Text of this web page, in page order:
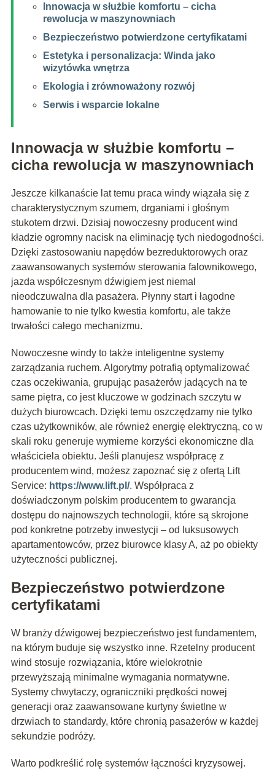
Innowacja w służbie komfortu – cicha
rewolucja w maszynowniach
Bezpieczeństwo potwierdzone certyfikatami
Estetyka i personalizacja: Winda jako
wizytówka wnętrza
Ekologia i zrównoważony rozwój
Serwis i wsparcie lokalne
Innowacja w służbie komfortu –
cicha rewolucja w maszynowniach
Jeszcze kilkanaście lat temu praca windy wiązała się z
charakterystycznym szumem, drganiami i głośnym
stukotem drzwi. Dzisiaj nowoczesny producent wind
kładzie ogromny nacisk na eliminację tych niedogodności.
Dzięki zastosowaniu napędów bezreduktorowych oraz
zaawansowanych systemów sterowania falownikowego,
jazda współczesnym dźwigiem jest niemal
nieodczuwalna dla pasażera. Płynny start i łagodne
hamowanie to nie tylko kwestia komfortu, ale także
trwałości całego mechanizmu.
Nowoczesne windy to także inteligentne systemy
zarządzania ruchem. Algorytmy potrafią optymalizować
czas oczekiwania, grupując pasażerów jadących na te
same piętra, co jest kluczowe w godzinach szczytu w
dużych biurowcach. Dzięki temu oszczędzamy nie tylko
czas użytkowników, ale również energię elektryczną, co w
skali roku generuje wymierne korzyści ekonomiczne dla
właściciela obiektu. Jeśli planujesz współpracę z
producentem wind, możesz zapoznać się z ofertą Lift
Service: https://www.lift.pl/. Współpraca z
doświadczonym polskim producentem to gwarancja
dostępu do najnowszych technologii, które są skrojone
pod konkretne potrzeby inwestycji – od luksusowych
apartamentowców, przez biurowce klasy A, aż po obiekty
użyteczności publicznej.
Bezpieczeństwo potwierdzone
certyfikatami
W branży dźwigowej bezpieczeństwo jest fundamentem,
na którym buduje się wszystko inne. Rzetelny producent
wind stosuje rozwiązania, które wielokrotnie
przewyższają minimalne wymagania normatywne.
Systemy chwytaczy, ograniczniki prędkości nowej
generacji oraz zaawansowane kurtyny świetlne w
drzwiach to standardy, które chronią pasażerów w każdej
sekundzie podróży.
Warto podkreślić rolę systemów łączności kryzysowej.